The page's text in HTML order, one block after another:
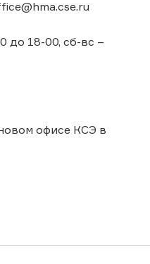
до 18-00, сб-вс –
офисе КСЭ в